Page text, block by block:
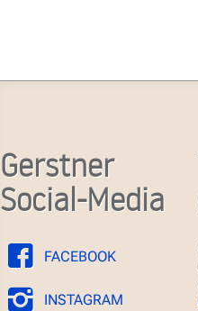
Gerstner
Social-Media
FACEBOOK
INSTAGRAM